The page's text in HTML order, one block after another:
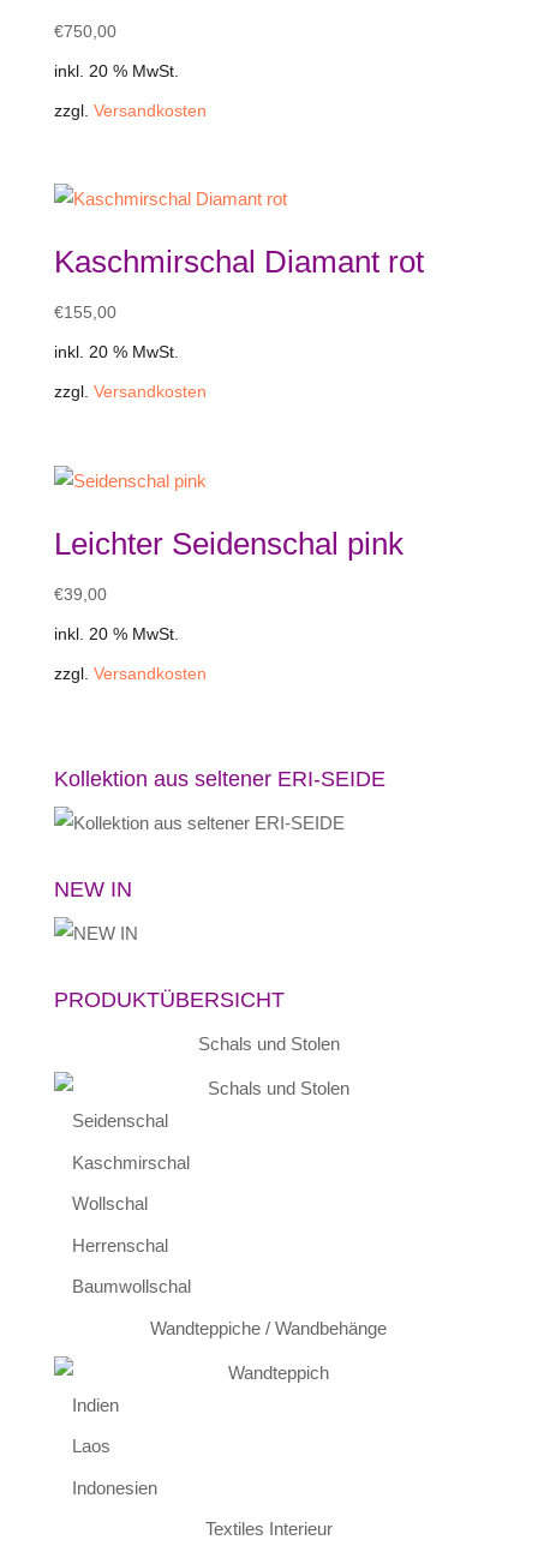
€750,00
inkl. 20 % MwSt.
zzgl. Versandkosten
Kaschmirschal Diamant rot
€155,00
inkl. 20 % MwSt.
zzgl. Versandkosten
Leichter Seidenschal pink
€39,00
inkl. 20 % MwSt.
zzgl. Versandkosten
Kollektion aus seltener ERI-SEIDE
NEW IN
PRODUKTÜBERSICHT
Schals und Stolen
Seidenschal
Kaschmirschal
Wollschal
Herrenschal
Baumwollschal
Wandteppiche / Wandbehänge
Indien
Laos
Indonesien
Textiles Interieur